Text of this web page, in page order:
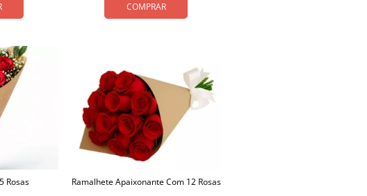
COMPRAR
Rosas Ramalhete Apaixonante Com 12 Rosas